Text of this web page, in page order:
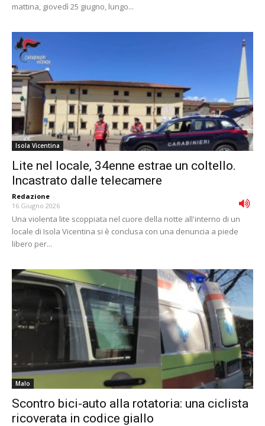
mattina, giovedì 25 giugno, lungo...
Isola Vicentina
Lite nel locale, 34enne estrae un coltello.
Incastrato dalle telecamere
Redazione -
16 Giugno 2026
Una violenta lite scoppiata nel cuore della notte all'interno di un
locale di Isola Vicentina si è conclusa con una denuncia a piede
libero per...
Malo
Scontro bici-auto alla rotatoria: una ciclista
ricoverata in codice giallo